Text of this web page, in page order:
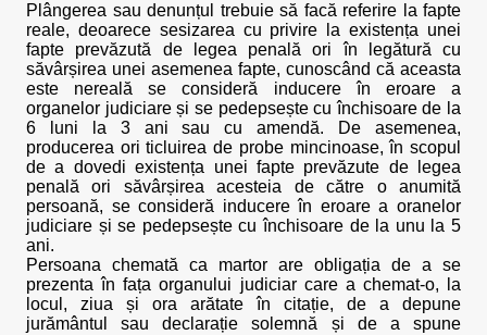
Plângerea sau denunțul trebuie să facă referire la fapte
reale, deoarece sesizarea cu privire la existența unei
fapte prevăzută de legea penală ori în legătură cu
săvârșirea unei asemenea fapte, cunoscând că aceasta
este nereală se consideră inducere în eroare a
organelor judiciare și se pedepsește cu închisoare de la
6 luni la 3 ani sau cu amendă. De asemenea,
producerea ori ticluirea de probe mincinoase, în scopul
de a dovedi existența unei fapte prevăzute de legea
penală ori săvârșirea acesteia de către o anumită
persoană, se consideră inducere în eroare a oranelor
judiciare și se pedepsește cu închisoare de la unu la 5
ani.
Persoana chemată ca martor are obligația de a se
prezenta în fața organului judiciar care a chemat-o, la
locul, ziua și ora arătate în citație, de a depune
jurământul sau declarație solemnă și de a spune